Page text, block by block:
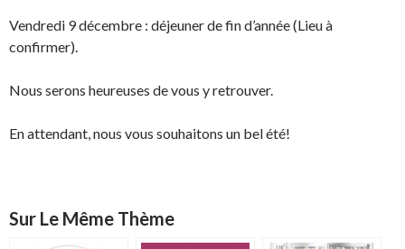
Vendredi 9 décembre : déjeuner de fin d’année (Lieu à
confirmer).
Nous serons heureuses de vous y retrouver.
En attendant, nous vous souhaitons un bel été!
Sur Le Même Thème